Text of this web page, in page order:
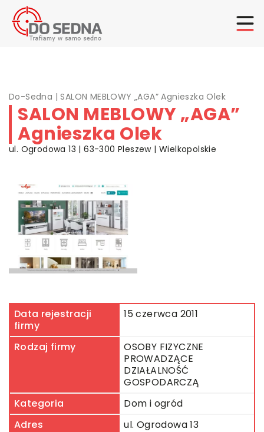
Do-Sedna |SALON MEBLOWY „AGA” Agnieszka Olek
SALON MEBLOWY „AGA”
Agnieszka Olek
ul. Ogrodowa 13 | 63-300 Pleszew | Wielkopolskie
Data rejestracji
firmy
15 czerwca 2011
Rodzaj firmy
OSOBY FIZYCZNE
PROWADZĄCE
DZIAŁALNOŚĆ
GOSPODARCZĄ
Kategoria
Dom i ogród
Adres
ul. Ogrodowa 13